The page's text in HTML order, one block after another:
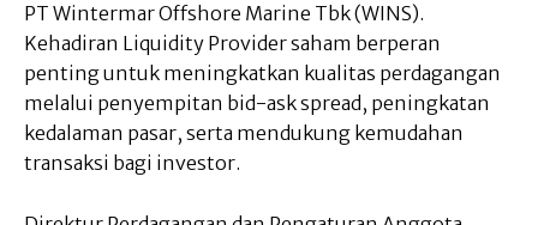
PT Wintermar Offshore Marine Tbk (WINS).
Kehadiran Liquidity Provider saham berperan
penting untuk meningkatkan kualitas perdagangan
melalui penyempitan bid-ask spread, peningkatan
kedalaman pasar, serta mendukung kemudahan
transaksi bagi investor.